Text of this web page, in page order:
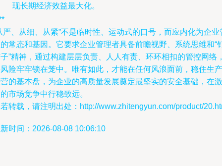
现长期经济效益最大化。
严、从细、从紧”不是临时性、运动式的口号，而应内化为企业
常态和基因。它要求企业管理者具备前瞻视野、系统思维和“
”精神，通过构建层层负责、人人有责、环环相扣的管控网络
险牢牢锁在笼中。唯有如此，才能在任何风浪面前，稳住生产
的基本盘，为企业的高质量发展奠定最坚实的安全基础，在激
市场竞争中行稳致远。
转载，请注明出处：http://www.zhitengyun.com/product/
时间：2026-08-08 10:06:10